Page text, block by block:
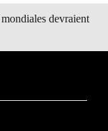
devraient